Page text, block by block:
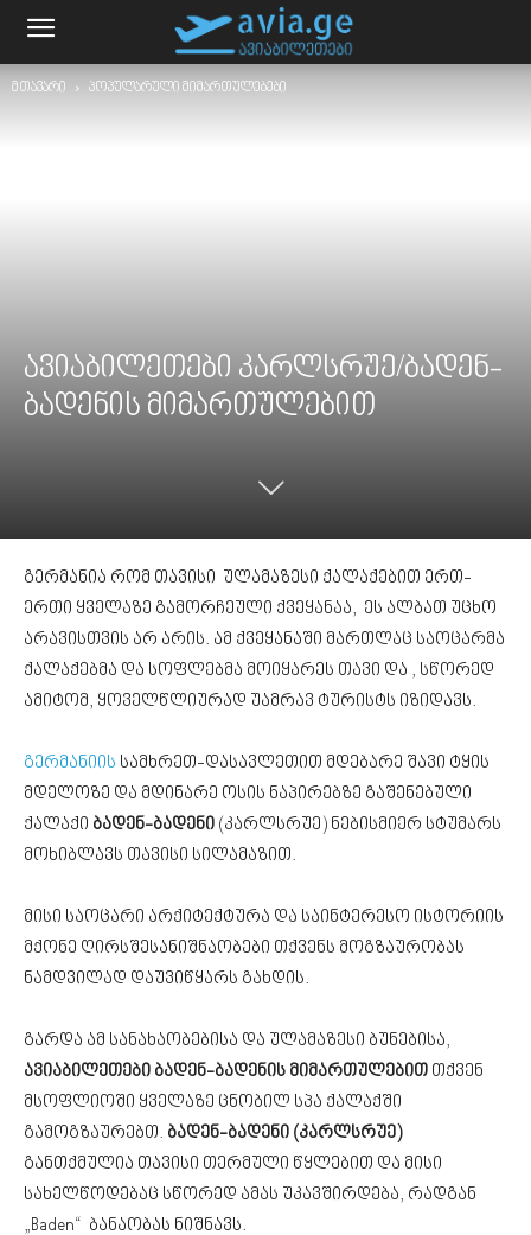
მთავარი პოპულარული მიმართულებები
ავიაბილეთები კარლსრუე/ბადენ-
ბადენის მიმართულებით
გერმანია რომ თავისი ულამაზესი ქალაქებით ერთ-
ერთი ყველაზე გამორჩეული ქვეყანაა, ეს ალბათ უცხო
არავისთვის არ არის. ამ ქვეყანაში მართლაც საოცარმა
ქალაქებმა და სოფლებმა მოიყარეს თავი და , სწორედ
ამიტომ, ყოველწლიურად უამრავ ტურისტს იზიდავს.
გერმანიის სამხრეთ-დასავლეთით მდებარე შავი ტყის
მდელოზე და მდინარე ოსის ნაპირებზე გაშენებული
ქალაქი ბადენ-ბადენი (კარლსრუე) ნებისმიერ სტუმარს
მოხიბლავს თავისი სილამაზით.
მისი საოცარი არქიტექტურა და საინტერესო ისტორიის
მქონე ღირსშესანიშნაობები თქვენს მოგზაურობას
ნამდვილად დაუვიწყარს გახდის.
გარდა ამ სანახაობებისა და ულამაზესი ბუნებისა,
ავიაბილეთები ბადენ-ბადენის მიმართულებით თქვენ
მსოფლიოში ყველაზე ცნობილ სპა ქალაქში
გამოგზაურებთ. ბადენ-ბადენი (კარლსრუე)
განთქმულია თავისი თერმული წყლებით და მისი
სახელწოდებაც სწორედ ამას უკავშირდება, რადგან
„Baden“ ბანაობას ნიშნავს.